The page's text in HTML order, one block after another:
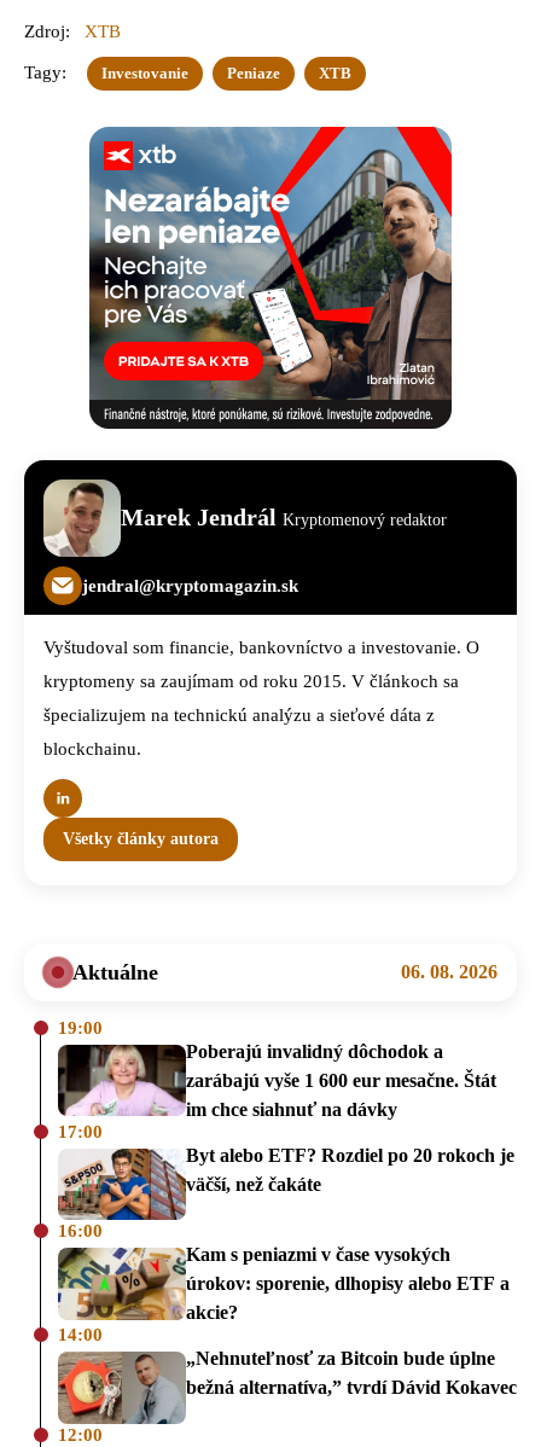
Zdroj: XTB
Tagy: Investovanie Peniaze XTB
Marek Jendrál Kryptomenový redaktor
jendral@kryptomagazin.sk
Vyštudoval som financie, bankovníctvo a investovanie. O
kryptomeny sa zaujímam od roku 2015. V článkoch sa
špecializujem na technickú analýzu a sieťové dáta z
blockchainu.
Všetky články autora
Aktuálne 06. 08. 2026
19:00
Poberajú invalidný dôchodok a
zarábajú vyše 1 600 eur mesačne. Štát
im chce siahnuť na dávky
17:00
Byt alebo ETF? Rozdiel po 20 rokoch je
väčší, než čakáte
16:00
Kam s peniazmi v čase vysokých
úrokov: sporenie, dlhopisy alebo ETF a
akcie?
14:00
„Nehnuteľnosť za Bitcoin bude úplne
bežná alternatíva,” tvrdí Dávid Kokavec
12:00